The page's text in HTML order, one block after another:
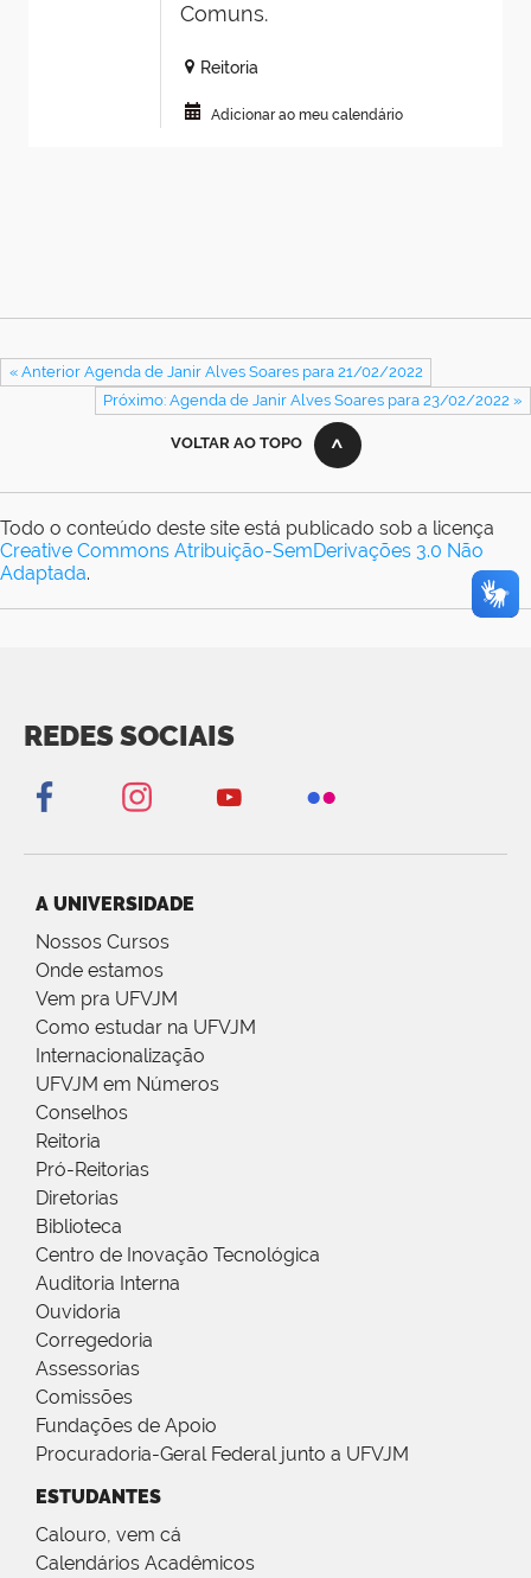
Comuns.
Reitoria
Adicionar ao meu calendário
« Anterior Agenda de Janir Alves Soares para 21/02/2022
Próximo: Agenda de Janir Alves Soares para 23/02/2022 »
VOLTAR AO TOPO
Todo o conteúdo deste site está publicado sob a licença
Creative Commons Atribuição-SemDerivações 3.0 Não
Adaptada.
REDES SOCIAIS
A UNIVERSIDADE
Nossos Cursos
Onde estamos
Vem pra UFVJM
Como estudar na UFVJM
Internacionalização
UFVJM em Números
Conselhos
Reitoria
Pró-Reitorias
Diretorias
Biblioteca
Centro de Inovação Tecnológica
Auditoria Interna
Ouvidoria
Corregedoria
Assessorias
Comissões
Fundações de Apoio
Procuradoria-Geral Federal junto a UFVJM
ESTUDANTES
Calouro, vem cá
Calendários Acadêmicos